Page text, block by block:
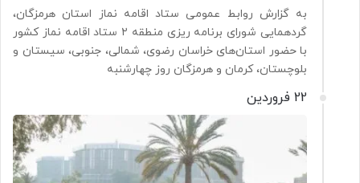
به گزارش روابط عمومی ستاد اقامه نماز استان هرمزگان،
گردهمایی شورای برنامه ریزی منطقه ۲ ستاد اقامه نماز کشور
با حضور استان‌های خراسان رضوی، شمالی، جنوبی، سیستان و
بلوچستان، کرمان و هرمزگان روز چهارشنبه
22 فروردین